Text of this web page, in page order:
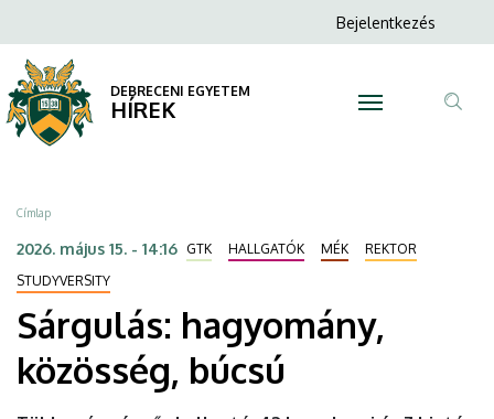
hagyomány,
közösség,
búcsú
DEBRECENI
EGYETEM
a
tartalomra
Anonim
menüje
Bejelentkezés
DEBRECENI EGYETEM
HÍREK
Morzsa
Címlap
2026. május 15. - 14:16 GTK HALLGATÓK MÉK
REKTOR
STUDYVERSITY
Sárgulás: hagyomány,
közösség, búcsú